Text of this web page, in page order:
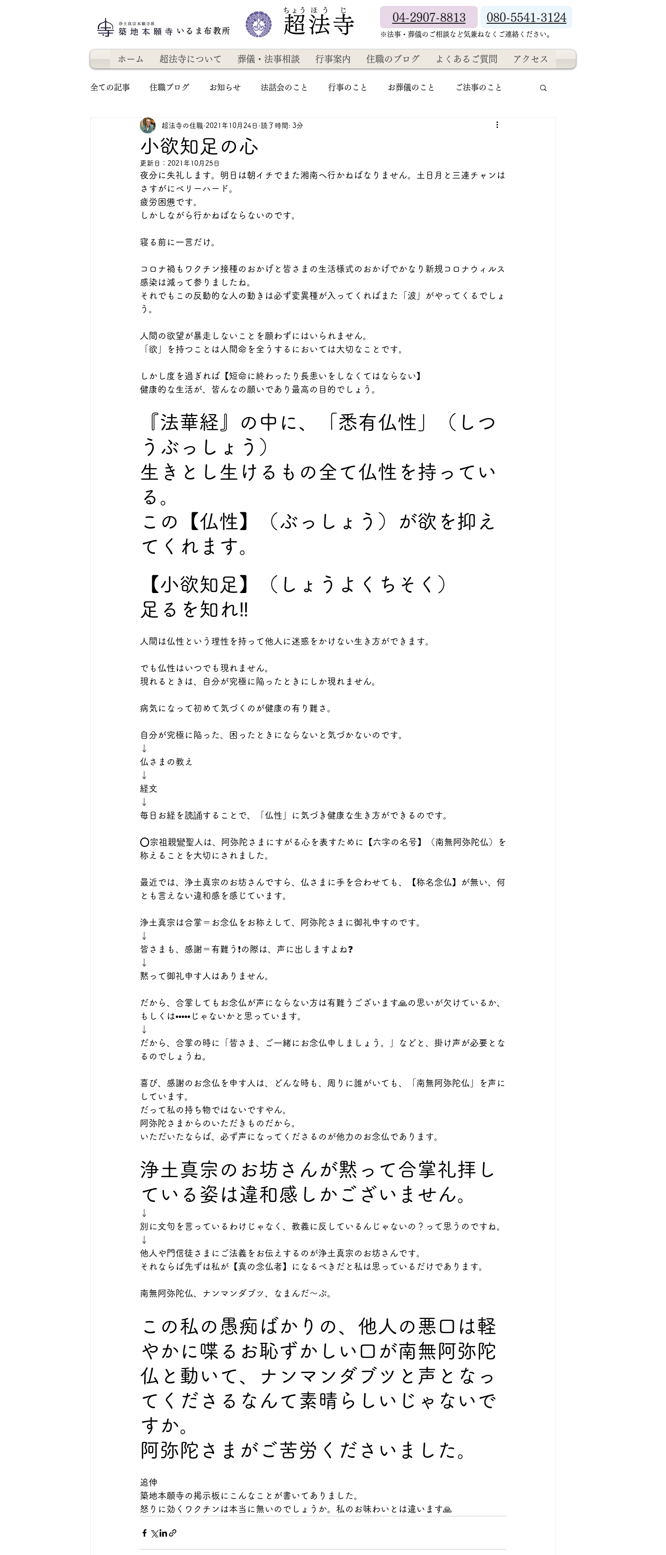
いるま布教所 超法寺
​ちょう ほ う じ
04-2907-8813 080-5541-3124
​※法事・葬儀のご相談など気兼ねなくご連絡ください。
ホーム 超法寺について 葬儀・法事相談 行事案内 住職のブログ よくあるご質問 アクセス
全ての記事 住職ブログ お知らせ 法話会のこと 行事のこと お葬儀のこと ご法事のこと
小欲知足の心
超法寺の住職 2021年10月24日 読了時間: 3分
更新日： 2021年10月25日
夜分に失礼します。明日は朝イチでまた湘南へ行かねばなりません。土日月と三連チャンは
さすがにベリーハード。
疲労困憊です。
しかしながら行かねばならないのです。
寝る前に一言だけ。
コロナ禍もワクチン接種のおかげと皆さまの生活様式のおかげでかなり新規コロナウィルス
感染は減って参りましたね。
それでもこの反動的な人の動きは必ず変異種が入ってくればまた「波」がやってくるでしょ
う。
人間の欲望が暴走しないことを願わずにはいられません。
「欲」を持つことは人間命を全うするにおいては大切なことです。
しかし度を過ぎれば【短命に終わったり長患いをしなくてはならない】
健康的な生活が、皆んなの願いであり最高の目的でしょう。
『法華経』の中に、「悉有仏性」（しつ
うぶっしょう）
生きとし生けるもの全て仏性を持ってい
る。
この【仏性】（ぶっしょう）が欲を抑え
てくれます。
【小欲知足】（しょうよくちそく）
足るを知れ‼️
人間は仏性という理性を持って他人に迷惑をかけない生き方ができます。
でも仏性はいつでも現れません。
現れるときは、自分が究極に陥ったときにしか現れません。
病気になって初めて気づくのが健康の有り難さ。
自分が究極に陥った、困ったときにならないと気づかないのです。
↓
仏さまの教え
↓
経文
↓
毎日お経を読誦することで、「仏性」に気づき健康な生き方ができるのです。
⭕️宗祖親鸞聖人は、阿弥陀さまにすがる心を表すために【六字の名号】（南無阿弥陀仏）を
称えることを大切にされました。
最近では、浄土真宗のお坊さんですら、仏さまに手を合わせても、【称名念仏】が無い、何
とも言えない違和感を感じています。
浄土真宗は合掌＝お念仏をお称えして、阿弥陀さまに御礼申すのです。
↓
皆さまも、感謝＝有難う❗️の際は、声に出しますよね❓
↓
黙って御礼申す人はありません。
だから、合掌してもお念仏が声にならない方は有難うございます🙏の思いが欠けているか、
もしくは•••••じゃないかと思っています。
↓
だから、合掌の時に「皆さま、ご一緒にお念仏申しましょう。」などと、掛け声が必要とな
るのでしょうね。
喜び、感謝のお念仏を申す人は、どんな時も、周りに誰がいても、「南無阿弥陀仏」を声に
しています。
だって私の持ち物ではないですやん。
阿弥陀さまからのいただきものだから。
いただいたならば、必ず声になってくださるのが他力のお念仏であります。
浄土真宗のお坊さんが黙って合掌礼拝し
ている姿は違和感しかございません。
↓
別に文句を言っているわけじゃなく、教義に反しているんじゃないの？って思うのですね。
↓
他人や門信徒さまにご法義をお伝えするのが浄土真宗のお坊さんです。
それならば先ずは私が【真の念仏者】になるべきだと私は思っているだけであります。
南無阿弥陀仏、ナンマンダブツ、なまんだ〜ぶ。
この私の愚痴ばかりの、他人の悪口は軽
やかに喋るお恥ずかしい口が南無阿弥陀
仏と動いて、ナンマンダブツと声となっ
てくださるなんて素晴らしいじゃないで
すか。
阿弥陀さまがご苦労くださいました。
追伸
築地本願寺の掲示板にこんなことが書いてありました。
怒りに効くワクチンは本当に無いのでしょうか。私のお味わいとは違います🙏